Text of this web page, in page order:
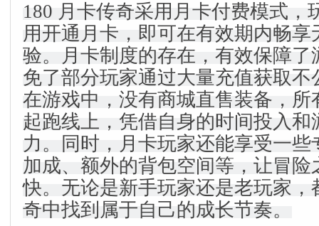
180 月卡传奇采用月卡付费模式，
用开通月卡，即可在有效期内畅享
验。月卡制度的存在，有效保障了
免了部分玩家通过大量充值获取不
在游戏中，没有商城直售装备，所
起跑线上，凭借自身的时间投入和
力。同时，月卡玩家还能享受一
加成、额外的背包空间等，让冒险
快。无论是新手玩家还是老玩家，
奇中找到属于自己的成长节奏。